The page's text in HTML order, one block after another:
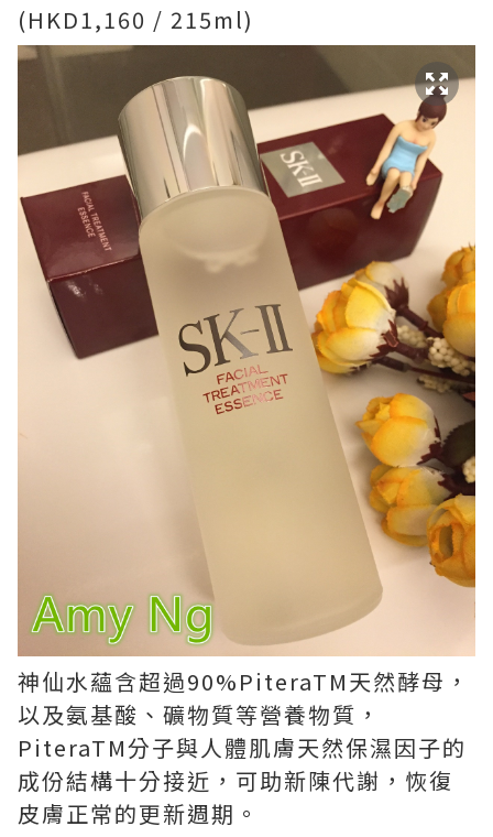
(HKD1,160 / 215ml)
神仙水蘊含超過90%PiteraTM天然酵母，
以及氨基酸、礦物質等營養物質，
PiteraTM分子與人體肌膚天然保濕因子的
成份結構十分接近，可助新陳代謝，恢復
皮膚正常的更新週期。